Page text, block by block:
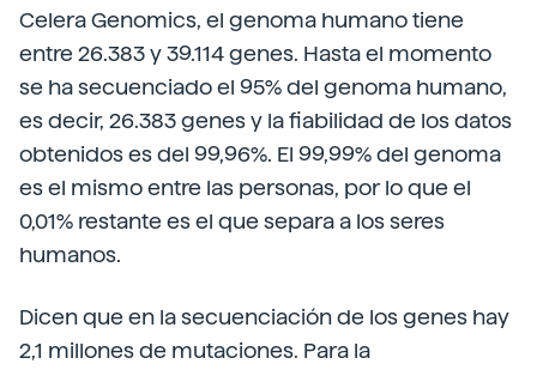
Celera Genomics, el genoma humano tiene
entre 26.383 y 39.114 genes. Hasta el momento
se ha secuenciado el 95% del genoma humano,
es decir, 26.383 genes y la fiabilidad de los datos
obtenidos es del 99,96%. El 99,99% del genoma
es el mismo entre las personas, por lo que el
0,01% restante es el que separa a los seres
humanos.
Dicen que en la secuenciación de los genes hay
2,1 millones de mutaciones. Para la